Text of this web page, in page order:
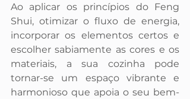
Ao aplicar os princípios do Feng
Shui, otimizar o fluxo de energia,
incorporar os elementos certos e
escolher sabiamente as cores e os
materiais, a sua cozinha pode
tornar-se um espaço vibrante e
harmonioso que apoia o seu bem-